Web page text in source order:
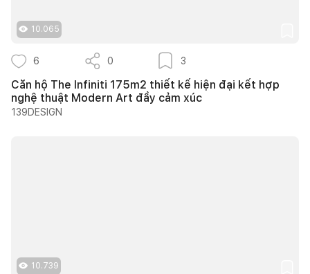
10.065
6 0 3
Căn hộ The Infiniti 175m2 thiết kế hiện đại kết hợp
nghệ thuật Modern Art đầy cảm xúc
139DESIGN
10.739